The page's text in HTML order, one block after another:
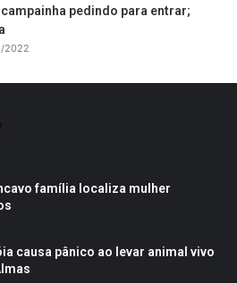
pedindo para entrar;
2022
família localiza mulher
causa pânico ao levar animal vivo